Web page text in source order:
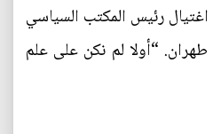
رئيس المكتب السياسي
“أولا لم نكن على علم